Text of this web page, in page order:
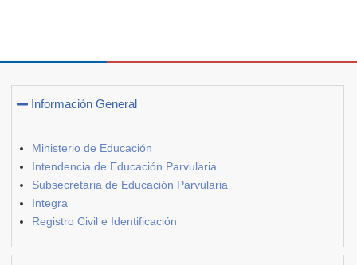
Información General
Ministerio de Educación
Intendencia de Educación Parvularia
Subsecretaria de Educación Parvularia
Integra
Registro Civil e Identificación